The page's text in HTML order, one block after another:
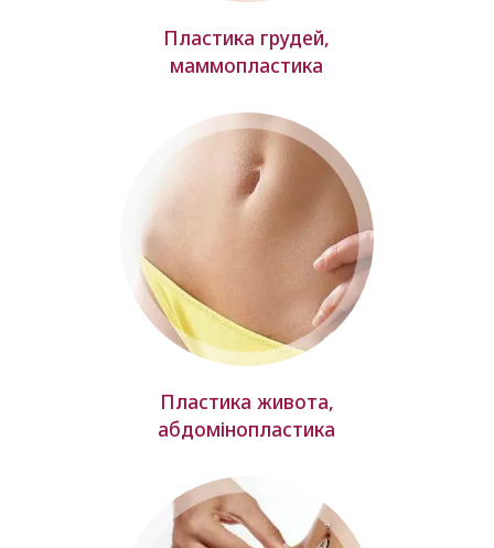
Пластика грудей,
маммопластика
Пластика живота,
абдомінопластика